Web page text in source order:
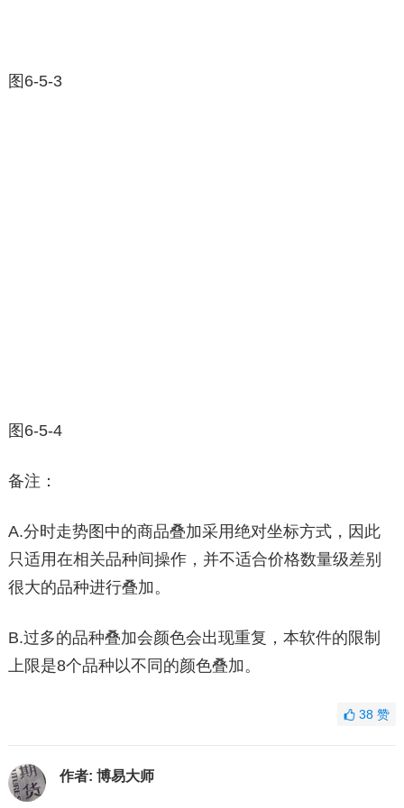
图6-5-3
图6-5-4
备注：
A.分时走势图中的商品叠加采用绝对坐标方式，因此
只适用在相关品种间操作，并不适合价格数量级差别
很大的品种进行叠加。
B.过多的品种叠加会颜色会出现重复，本软件的限制
上限是8个品种以不同的颜色叠加。
38赞
作者: 博易大师